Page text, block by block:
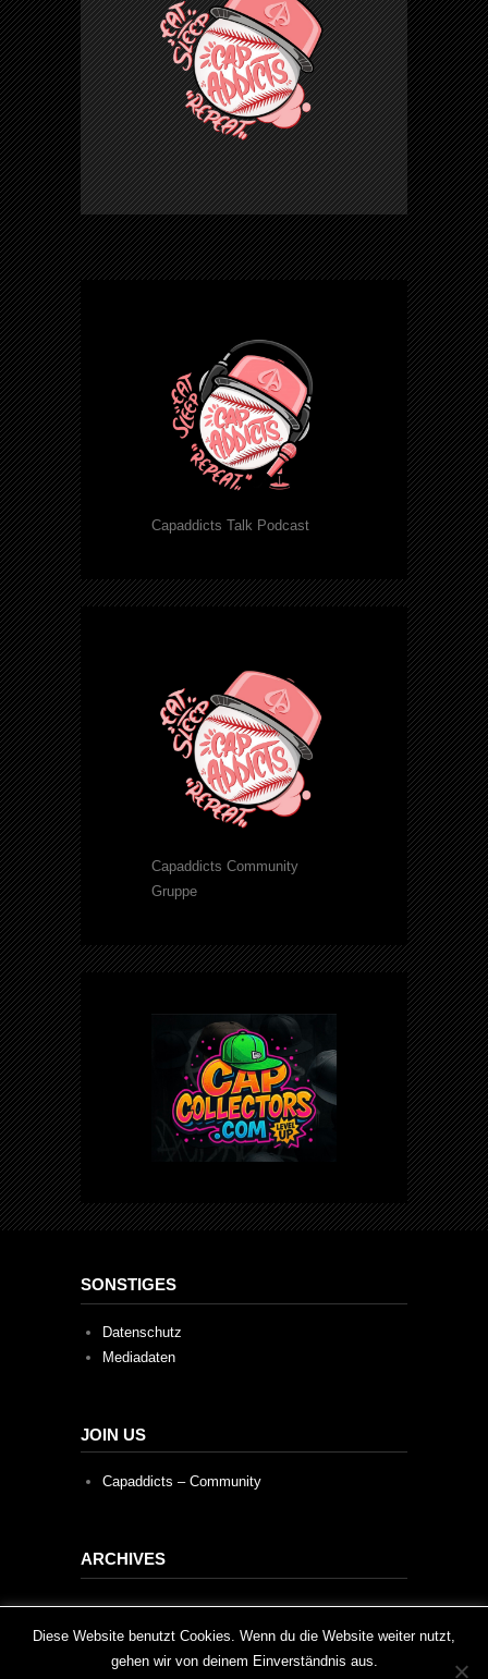
Capaddicts Talk Podcast
Capaddicts Community
Gruppe
SONSTIGES
Datenschutz
Mediadaten
JOIN US
Capaddicts – Community
ARCHIVES
Archives
This website uses cookies to improve your experience. We'll
assume you're ok with this, but you can opt-out if you wish.
Diese Website benutzt Cookies. Wenn du die Website weiter nutzt,
gehen wir von deinem Einverständnis aus.